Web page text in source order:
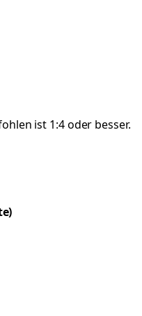
ist 1:4 oder besser.